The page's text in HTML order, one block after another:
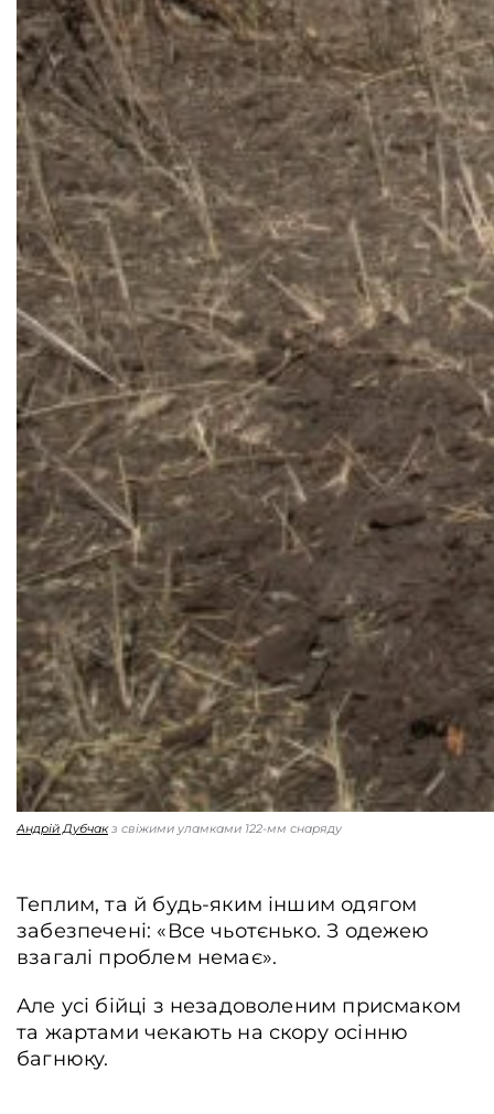
Андрій Дубчакз свіжими уламками 122-мм снаряду
Теплим, та й будь-яким іншим одягом
забезпечені: «Все чьотєнько. З одежею
взагалі проблем немає».
Але усі бійці з незадоволеним присмаком
та жартами чекають на скору осінню
багнюку.